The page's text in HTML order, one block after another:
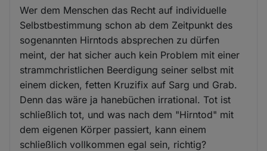
Wer dem Menschen das Recht auf individuelle
Selbstbestimmung schon ab dem Zeitpunkt des
sogenannten Hirntods absprechen zu dürfen
meint, der hat sicher auch kein Problem mit einer
strammchristlichen Beerdigung seiner selbst mit
einem dicken, fetten Kruzifix auf Sarg und Grab.
Denn das wäre ja hanebüchen irrational. Tot ist
schließlich tot, und was nach dem "Hirntod" mit
dem eigenen Körper passiert, kann einem
schließlich vollkommen egal sein, richtig?